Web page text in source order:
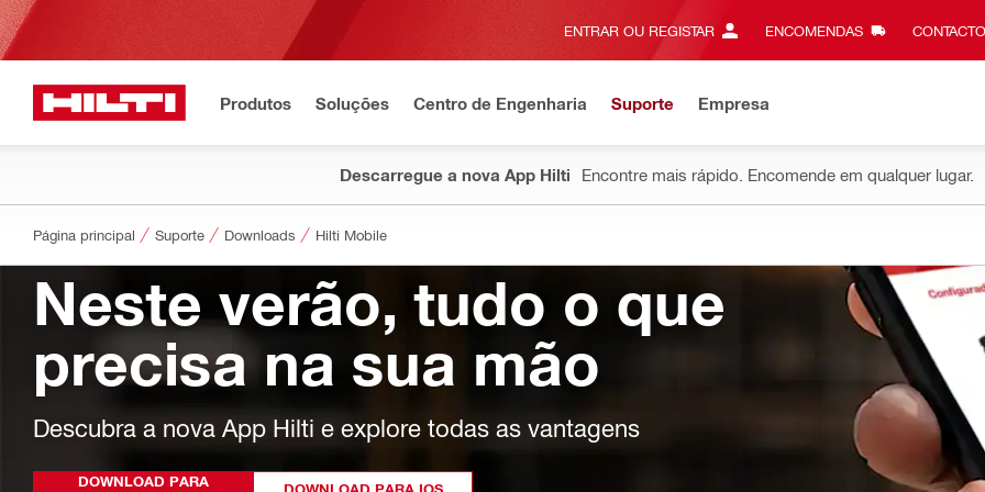
ENTRAR OU REGISTAR ENCOMENDAS CONTACTO‎
Produtos Soluções Centro de Engenharia Suporte Empresa
Descarregue a nova App Hilti Encontre mais rápido. Encomende em qualquer lugar.
Página principal Suporte Downloads Hilti Mobile
Neste verão, tudo o que
precisa na sua mão
Descubra a nova App Hilti e explore todas as vantagens
DOWNLOAD PARA